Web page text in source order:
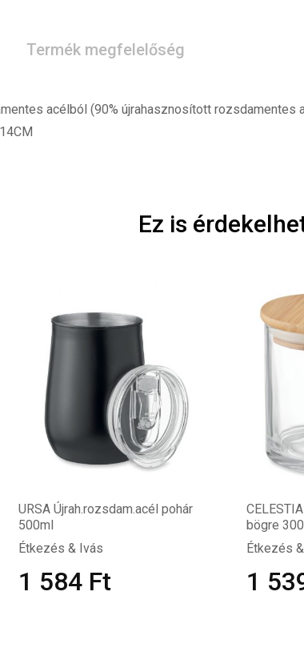
Termék megfelelőség
acélból (90% újrahasznosított
Ez is
URSA Újrah.rozsdam.acél pohár
500ml
Étkezés & Ivás
1 584 Ft
bögre
Étkezés
1